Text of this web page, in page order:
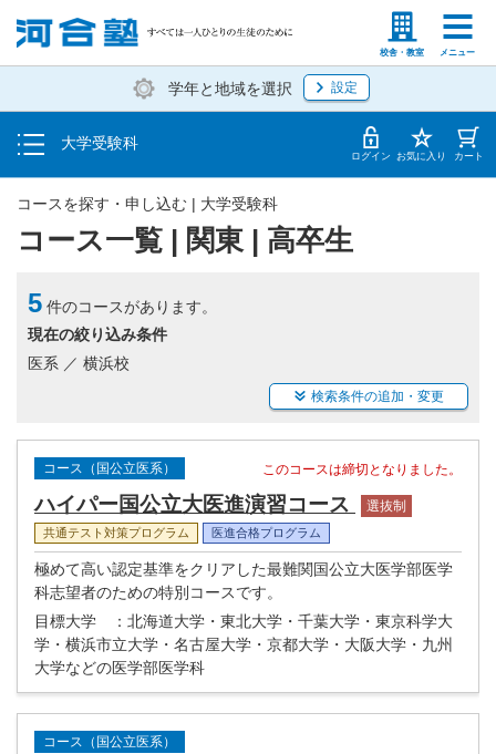
校舎・教室 メニュー
塾生の方 高等学校の先生
学年と地域を選択 設定
大学受験科
入塾説明会・個別相談
学費・入塾手続き方法
入塾から授業開始までのスケジュール ログイン お気に入り カート
コース一覧 | 関東 | 高卒生
コースを探す・申し込む | 大学受験科
5 件のコースがあります。
現在の絞り込み条件
医系 ／ 横浜校
検索条件の追加・変更
このコースは締切となりました。
コース（国公立医系）
ハイパー国公立大医進演習コース 選抜制
共通テスト対策プログラム 医進合格プログラム
極めて高い認定基準をクリアした最難関国公立大医学部医学
科志望者のための特別コースです。
目標大学
：北海道大学・東北大学・千葉大学・東京科学大
学・横浜市立大学・名古屋大学・京都大学・大阪大学・九州
大学などの医学部医学科
コース（国公立医系）